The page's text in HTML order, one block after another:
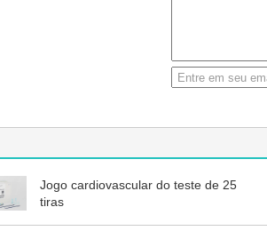
Jogo cardiovascular do teste de 25
tiras